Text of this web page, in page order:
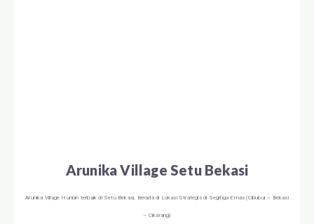
Arunika Village Setu Bekasi
Arunika Village Hunian terbaik di Setu Bekasi, Berada di Lokasi Strategis di Segitiga Emas (Cibubur – Bekasi
– Cikarang)